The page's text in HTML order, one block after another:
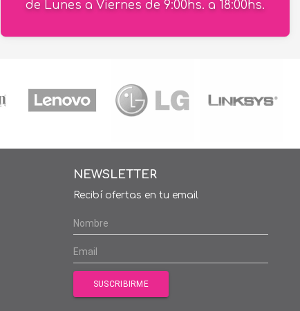
de Lunes a Viernes de 9:00hs. a 18:00hs.
NEWSLETTER
Recibí ofertas en tu email